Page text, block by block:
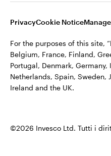
PrivacyCookie Notice
For the purposes of this site,
Belgium, France, Finland,
Portugal, Denmark,
Netherlands, Spain, Sweden,
Ireland and the UK.
©2026 Invesco Ltd. Tutti i